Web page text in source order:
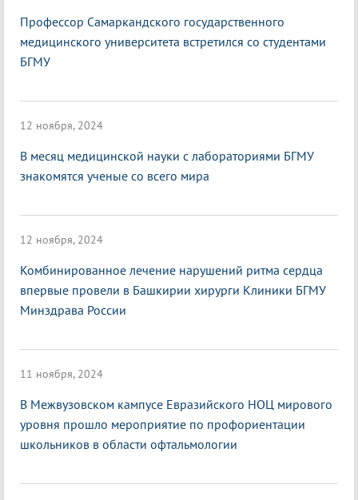
Профессор Самаркандского государственного
медицинского университета встретился со студентами
БГМУ
12 ноября, 2024
В месяц медицинской науки с лабораториями БГМУ
знакомятся ученые со всего мира
12 ноября, 2024
Комбинированное лечение нарушений ритма сердца
впервые провели в Башкирии хирурги Клиники БГМУ
Минздрава России
11 ноября, 2024
В Межвузовском кампусе Евразийского НОЦ мирового
уровня прошло мероприятие по профориентации
школьников в области офтальмологии